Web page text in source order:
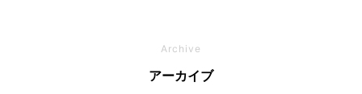
Archive
アーカイブ